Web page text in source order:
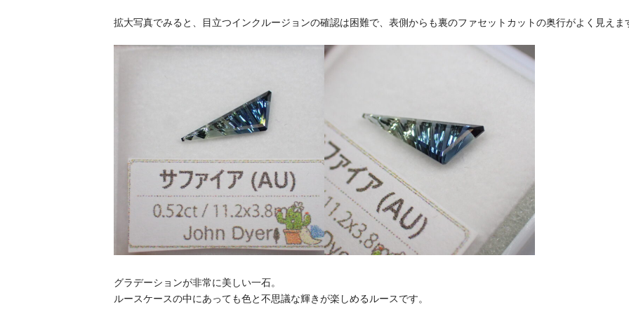
拡大写真でみると、目立つインクルージョンの確認は困難で、表側からも裏のファセットカットの奥行がよく見えま
グラデーションが非常に美しい一石。
ルースケースの中にあっても色と不思議な輝きが楽しめるルースです。